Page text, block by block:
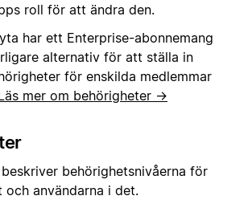
roll för att ändra den.
har ett Enterprise-abonnemang
alternativ för att ställa in
för enskilda medlemmar
mer om behörigheter →
behörighetsnivåerna för
och användarna i det.